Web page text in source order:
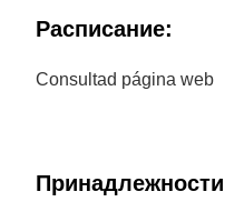
Расписание:
Consultad página web
Принадлежности